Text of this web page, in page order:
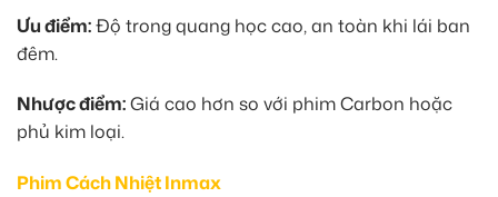
Ưu điểm:Độ trong quang học cao, an toàn khi lái ban
đêm.
Nhược điểm:Giá cao hơn so với phim Carbon hoặc
phủ kim loại.
Phim Cách Nhiệt Inmax